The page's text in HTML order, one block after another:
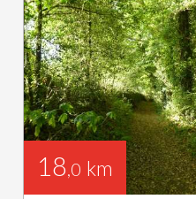
18,0 km